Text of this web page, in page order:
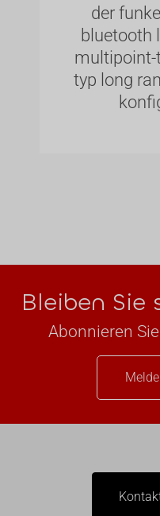
der
bluetooth
multipoint-
typ long
Bleiben
Abonnieren